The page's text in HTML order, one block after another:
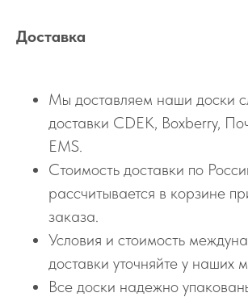
Доставка
Мы доставляем наши доски
доставки CDEK, Boxberry,
EMS.
Стоимость доставки по
рассчитывается в корзине
заказа.
Условия и стоимость
доставки уточняйте у наших
Все доски надежно